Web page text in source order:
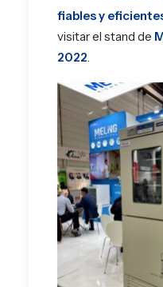
fiables y
visitar el stand de
2022.